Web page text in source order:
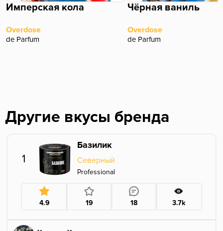
Имперская кола
Overdose
de Parfum
Чёрная ваниль
Overdose
de Parfum
Другие вкусы бренда
1
Базилик
Северный
Professional
4.9 19 18 3.7k